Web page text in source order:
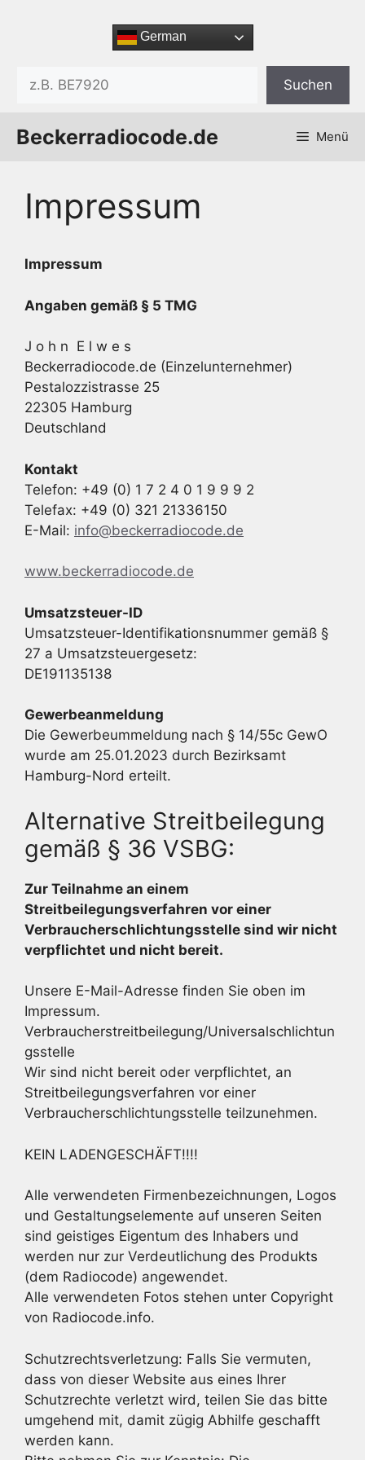
German
Suchen
Beckerradiocode.de Menü
Impressum
Impressum
Angaben gemäß § 5 TMG
J o h n E l w e s
Beckerradiocode.de (Einzelunternehmer)
Pestalozzistrasse 25
22305 Hamburg
Deutschland
Kontakt
Telefon: +49 (0) 1 7 2 4 0 1 9 9 9 2
Telefax: +49 (0) 321 21336150
E-Mail: info@beckerradiocode.de
www.beckerradiocode.de
Umsatzsteuer-ID
Umsatzsteuer-Identifikationsnummer gemäß §
27 a Umsatzsteuergesetz:
DE191135138
Gewerbeanmeldung
Die Gewerbeummeldung nach § 14/55c GewO
wurde am 25.01.2023 durch Bezirksamt
Hamburg-Nord erteilt.
Alternative Streitbeilegung
gemäß § 36 VSBG:
Zur Teilnahme an einem
Streitbeilegungsverfahren vor einer
Verbraucherschlichtungsstelle sind wir nicht
verpflichtet und nicht bereit.
Unsere E-Mail-Adresse finden Sie oben im
Impressum.
Verbraucherstreitbeilegung/Universalschlichtun
gsstelle
Wir sind nicht bereit oder verpflichtet, an
Streitbeilegungsverfahren vor einer
Verbraucherschlichtungsstelle teilzunehmen.
KEIN LADENGESCHÄFT!!!!
Alle verwendeten Firmenbezeichnungen, Logos
und Gestaltungselemente auf unseren Seiten
sind geistiges Eigentum des Inhabers und
werden nur zur Verdeutlichung des Produkts
(dem Radiocode) angewendet.
Alle verwendeten Fotos stehen unter Copyright
von Radiocode.info.
Schutzrechtsverletzung: Falls Sie vermuten,
dass von dieser Website aus eines Ihrer
Schutzrechte verletzt wird, teilen Sie das bitte
umgehend mit, damit zügig Abhilfe geschafft
werden kann.